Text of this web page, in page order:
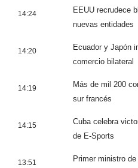
14:24
EEUU recrudece
nuevas entidades
14:20
Ecuador y Japón
comercio bilateral
14:19
Más de mil 200
sur francés
14:15
Cuba celebra
de E-Sports
13:51
Primer ministro